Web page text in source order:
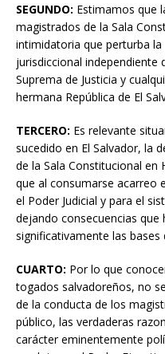
SEGUNDO: Estimamos que
magistrados de la Sala
intimidatoria que perturba
jurisdiccional independiente
Suprema de Justicia y
hermana República de El
TERCERO: Es relevante
sucedido en El Salvador, la
de la Sala Constitucional en
que al consumarse acarreo
el Poder Judicial y para el
dejando consecuencias que
significativamente las
CUARTO: Por lo que
togados salvadoreños, no
de la conducta de los
público, las verdaderas
carácter eminentemente